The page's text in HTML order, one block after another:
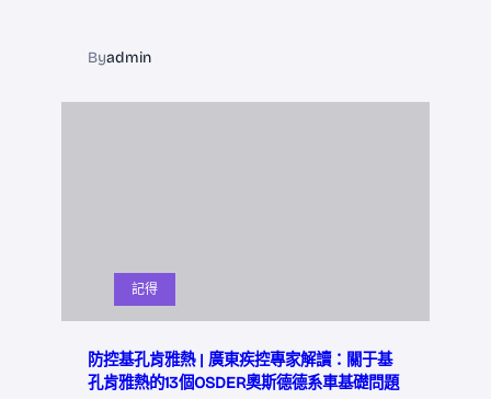
Byadmin
記得
防控基孔肯雅熱 | 廣東疾控專家解讀：關于基
孔肯雅熱的13個OSDER奧斯德德系車基礎問題